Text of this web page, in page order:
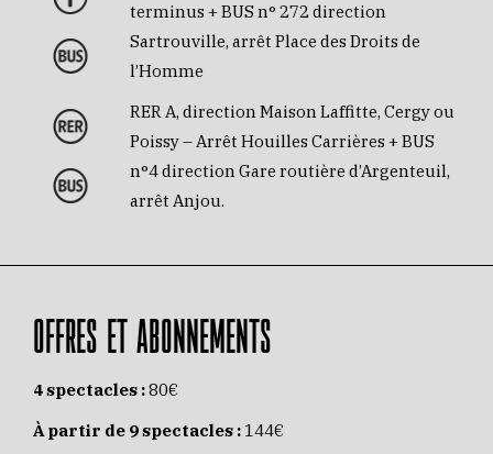
terminus + BUS n° 272 direction
Sartrouville, arrêt Place des Droits de
l’Homme
RER A, direction Maison Laffitte, Cergy ou
Poissy – Arrêt Houilles Carrières + BUS
n°4 direction Gare routière d’Argenteuil,
arrêt Anjou.
OFFRES ET ABONNEMENTS
4 spectacles :80€
À partir de 9 spectacles : 144€